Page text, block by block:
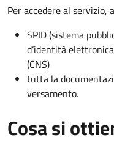
Per accedere al servizio,
SPID (sistema
d’identità
(CNS)
tutta la
versamento.
Cosa si